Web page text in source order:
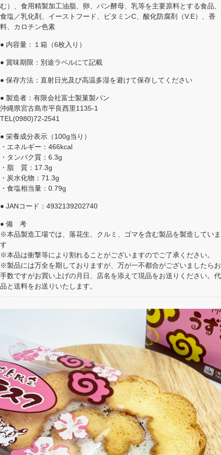
む）、食用精製加工油脂、卵、パン酵母、乳等を主要原料とする食品、
食塩／乳化剤、イーストフード、ビタミンC、酸化防腐剤（V.E）、香
料、カロチン色素
● 内容量：１箱（6枚入り）
● 賞味期限：別途ラベルにて記載
● 保存方法：直射日光及び高温多湿を避けて保存してください
● 製造者：有限会社富士製菓製パン
沖縄県宮古島市平良西里1135-1
TEL(0980)72-2541
● 栄養成分表示（100g当り）
・エネルギー：466kcal
・タンパク質：6.3g
・脂 質：17.3g
・炭水化物：71.3g
・食塩相当量：0.79g
● JANコード：4932139202740
● 備 考
※本品製造工場では、落花生、クルミ、ゴマを含む製品を製造していま
す
※本品は衝撃等により割れることがございますのでご了承ください。
※製品には万全を期しておりますが、万が一不都合がございましたらお
手数ですがお買い上げの月日、店名を添えて現品をお送りください。代
品と送料をお送りいたします。